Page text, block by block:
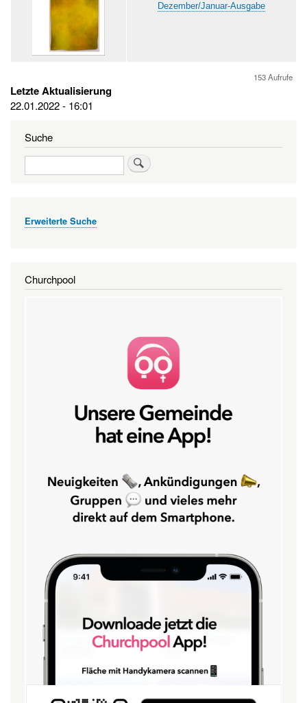
Dezember/Januar-Ausgabe
153 Aufrufe
Letzte Aktualisierung
22.01.2022 - 16:01
Suche
Suche
Erweiterte Suche
Churchpool